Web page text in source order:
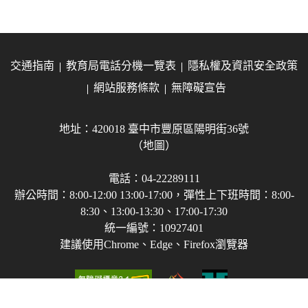
交通指南 教育局電話分機一覽表
隱私權及資訊安全政策
網站服務條款
無障礙宣告
地址：420018 臺中市豐原區陽明街36號
（地圖）
電話：04-22289111
辦公時間：8:00-12:00 13:00-17:00，彈性上下班時間：8:00-
8:30、13:00-13:30、17:00-17:30
統一編號：10927401
建議使用Chrome、Edge、Firefox瀏覽器